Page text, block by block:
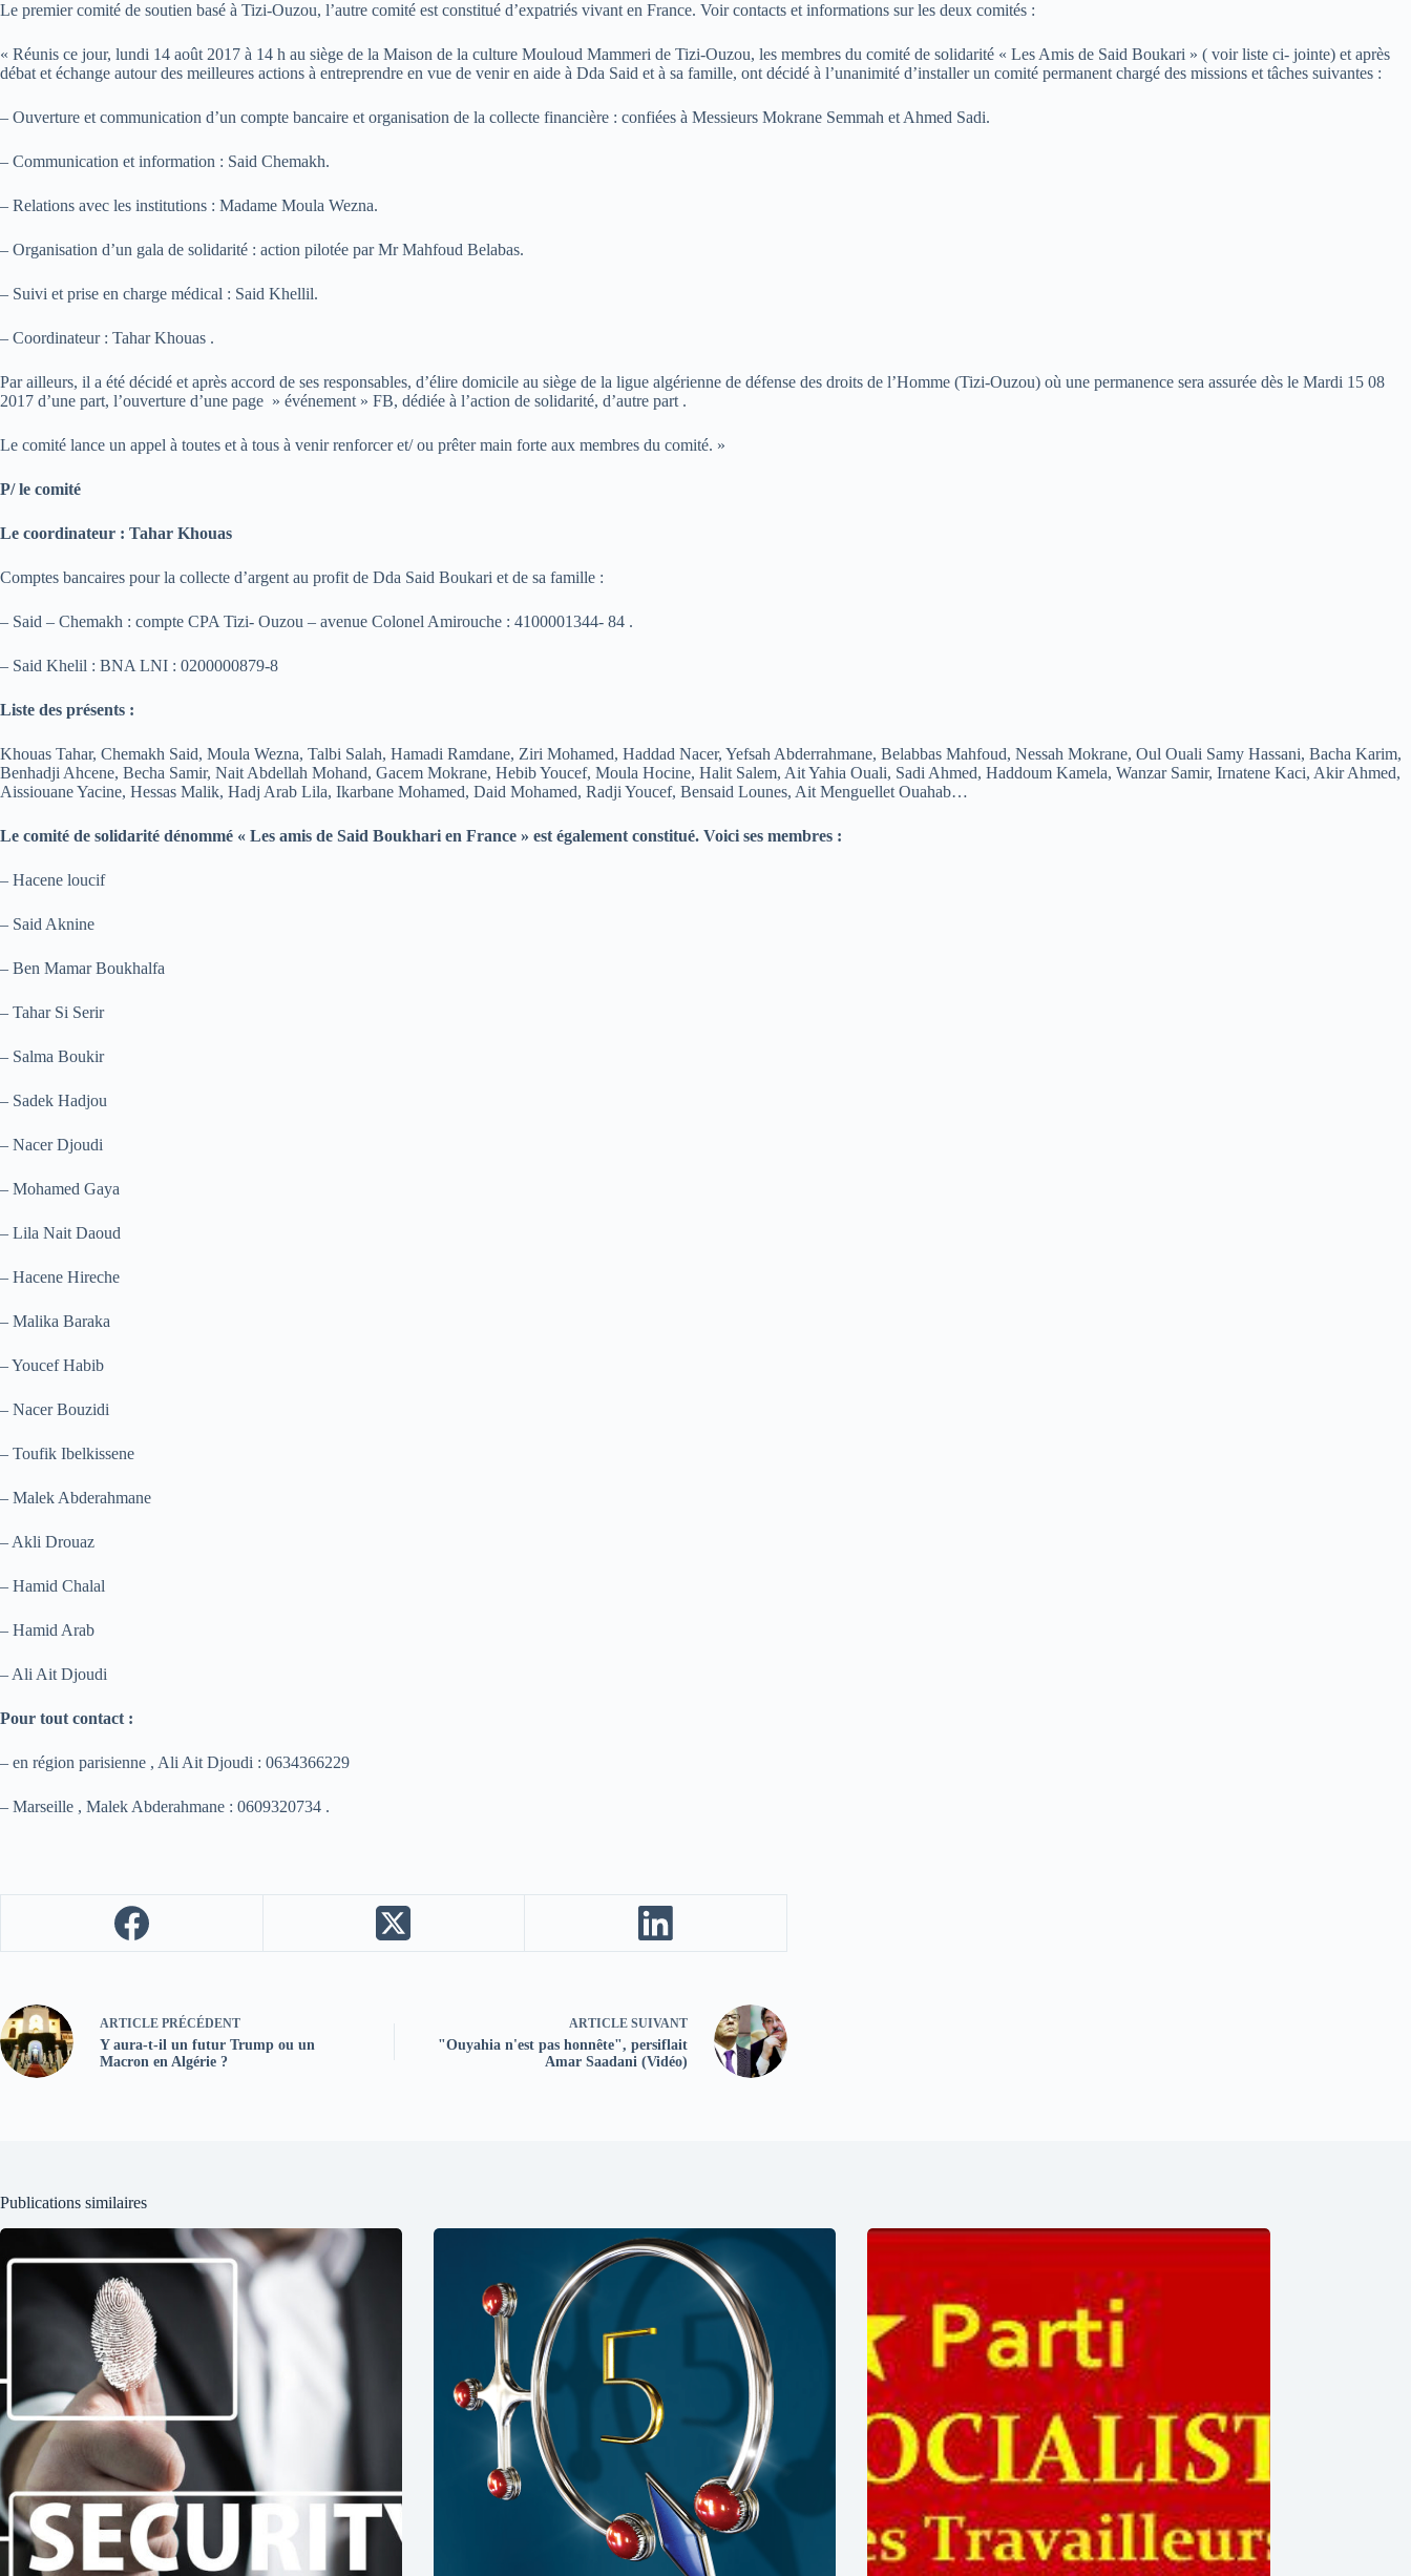
Le premier comité de soutien basé à Tizi-Ouzou, l’autre comité est constitué d’expatriés vivant en France. Voir contacts et informations sur les deux comités :
« Réunis ce jour, lundi 14 août 2017 à 14 h au siège de la Maison de la culture Mouloud Mammeri de Tizi-Ouzou, les membres du comité de solidarité « Les Amis de Said Boukari » ( voir liste ci- jointe) et après
débat et échange autour des meilleures actions à entreprendre en vue de venir en aide à Dda Said et à sa famille, ont décidé à l’unanimité d’installer un comité permanent chargé des missions et tâches suivantes :
– Ouverture et communication d’un compte bancaire et organisation de la collecte financière : confiées à Messieurs Mokrane Semmah et Ahmed Sadi.
– Communication et information : Said Chemakh.
– Relations avec les institutions : Madame Moula Wezna.
– Organisation d’un gala de solidarité : action pilotée par Mr Mahfoud Belabas.
– Suivi et prise en charge médical : Said Khellil.
– Coordinateur : Tahar Khouas .
Par ailleurs, il a été décidé et après accord de ses responsables, d’élire domicile au siège de la ligue algérienne de défense des droits de l’Homme (Tizi-Ouzou) où une permanence sera assurée dès le Mardi 15 08
2017 d’une part, l’ouverture d’une page » événement » FB, dédiée à l’action de solidarité, d’autre part .
Le comité lance un appel à toutes et à tous à venir renforcer et/ ou prêter main forte aux membres du comité. »
P/ le comité
Le coordinateur : Tahar Khouas
Comptes bancaires pour la collecte d’argent au profit de Dda Said Boukari et de sa famille :
– Said – Chemakh : compte CPA Tizi- Ouzou – avenue Colonel Amirouche : 4100001344- 84 .
– Said Khelil : BNA LNI : 0200000879-8
Liste des présents :
Khouas Tahar, Chemakh Said, Moula Wezna, Talbi Salah, Hamadi Ramdane, Ziri Mohamed, Haddad Nacer, Yefsah Abderrahmane, Belabbas Mahfoud, Nessah Mokrane, Oul Ouali Samy Hassani, Bacha Karim,
Benhadji Ahcene, Becha Samir, Nait Abdellah Mohand, Gacem Mokrane, Hebib Youcef, Moula Hocine, Halit Salem, Ait Yahia Ouali, Sadi Ahmed, Haddoum Kamela, Wanzar Samir, Irnatene Kaci, Akir Ahmed,
Aissiouane Yacine, Hessas Malik, Hadj Arab Lila, Ikarbane Mohamed, Daid Mohamed, Radji Youcef, Bensaid Lounes, Ait Menguellet Ouahab…
Le comité de solidarité dénommé « Les amis de Said Boukhari en France » est également constitué. Voici ses membres :
– Hacene loucif
– Said Aknine
– Ben Mamar Boukhalfa
– Tahar Si Serir
– Salma Boukir
– Sadek Hadjou
– Nacer Djoudi
– Mohamed Gaya
– Lila Nait Daoud
– Hacene Hireche
– Malika Baraka
– Youcef Habib
– Nacer Bouzidi
– Toufik Ibelkissene
– Malek Abderahmane
– Akli Drouaz
– Hamid Chalal
– Hamid Arab
– Ali Ait Djoudi
Pour tout contact :
– en région parisienne , Ali Ait Djoudi : 0634366229
– Marseille , Malek Abderahmane : 0609320734 .
ARTICLE PRÉCÉDENT
Y aura-t-il un futur Trump ou un
Macron en Algérie ?
ARTICLE SUIVANT
"Ouyahia n'est pas honnête", persiflait
Amar Saadani (Vidéo)
Publications similaires